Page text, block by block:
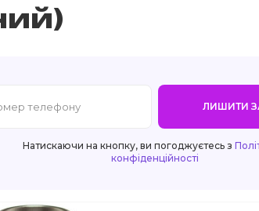
ЛИШИТИ
Натискаючи на кнопку, ви погоджуєтесь з
конфіденційності